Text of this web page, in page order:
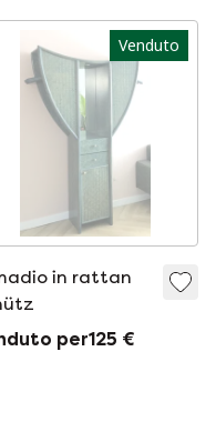
anni
Venduto
in rattan
per125 €